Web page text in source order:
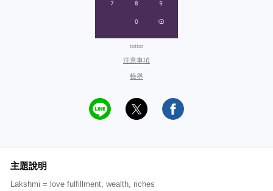
tottor
注意事項
檢舉
主題說明
Lakshmi = love fulfillment, wealth, riches